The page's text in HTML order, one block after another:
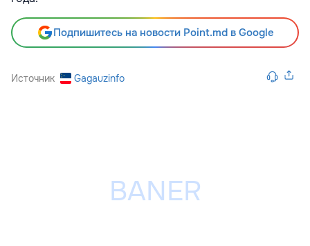
Подпишитесь на новости Point.md в Google
Источник Gagauzinfo